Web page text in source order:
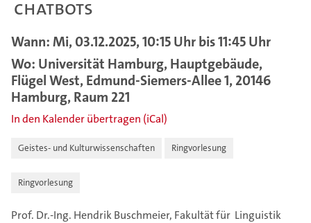
Chatbots
Wann: Mi, 03.12.2025, 10:15 Uhr bis 11:45 Uhr
Wo: Universität Hamburg, Hauptgebäude,
Flügel West, Edmund-Siemers-Allee 1, 20146
Hamburg, Raum 221
In den Kalender übertragen (iCal)
Geistes- und Kulturwissenschaften Ringvorlesung
Ringvorlesung
Prof. Dr.-Ing. Hendrik Buschmeier, Fakultät für ­ Linguistik